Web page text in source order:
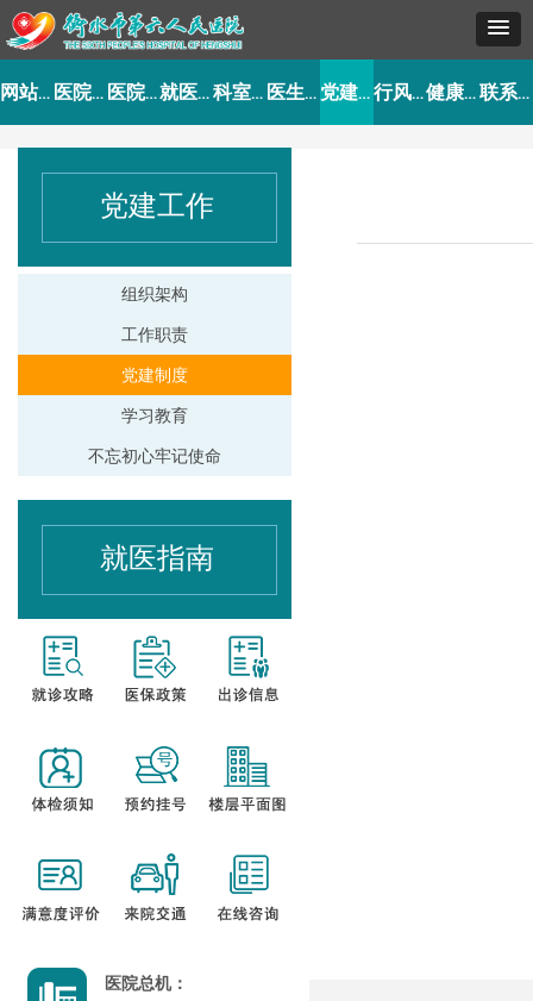
网站首页 医院概况 医院动态 就医指南 科室导航 医生介绍 党建工作 行风建设 健康园地 联系我们
党建工作
组织架构
工作职责
党建制度
学习教育
不忘初心牢记使命
医院总机：
就医指南